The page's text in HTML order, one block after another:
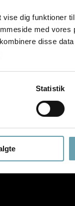
dig funktioner
med vores
disse
Statistik
overgang
du går fra at se
som en sand
hovedets retning.
forsvinder